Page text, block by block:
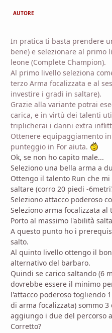
AUTORE
In pratica ti basta prendere
bene) e selezionare al primo
leone (Complete Champion).
Al primo livello seleziona
terzo Arma focalizzata e al
investire i gradi in saltare).
Grazie alla variante potrai
carica, e in virtù dei talenti
triplicherai i danni extra
Ottenere equipaggiamento
punteggio in For aiuta.
Ok, se non ho capito male...
Seleziono una bella arma a
Ottengo il talento Run che
saltare (corro 20 piedi -
Seleziono attacco poderoso
Seleziono arma focalizzata al
Porto al massimo l'abilità
A questo punto ho i
salto.
Al quinto livello ottengo il
alternativo del barbaro.
Quindi se carico saltando (6
dovrebbe essere il minimo
l'attacco poderoso togliendo
di arma focalizzata) sommo
aggiungo i due del percorso
Corretto?